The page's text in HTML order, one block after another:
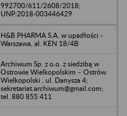
992700/611/2608/2018;
UNP:2018-003446429
H&B PHARMA S.A. w upadłości -
Warszawa, al. KEN 18/4B
Archiwum Sp. z o.o. z siedzibą w
Ostrowie Wielkopolskim – Ostrów
Wielkopolski , ul. Danysza 4;
sekretariat.archiwum@gmail.com;
tel. 880 855 411